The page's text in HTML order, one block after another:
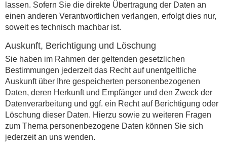
lassen. Sofern Sie die direkte Übertragung der Daten an
einen anderen Verantwortlichen verlangen, erfolgt dies nur,
soweit es technisch machbar ist.
Auskunft, Berichtigung und Löschung
Sie haben im Rahmen der geltenden gesetzlichen
Bestimmungen jederzeit das Recht auf unentgeltliche
Auskunft über Ihre gespeicherten personenbezogenen
Daten, deren Herkunft und Empfänger und den Zweck der
Datenverarbeitung und ggf. ein Recht auf Berichtigung oder
Löschung dieser Daten. Hierzu sowie zu weiteren Fragen
zum Thema personenbezogene Daten können Sie sich
jederzeit an uns wenden.